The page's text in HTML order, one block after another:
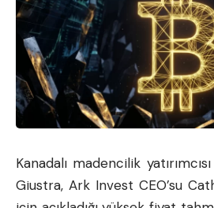
Kanadalı madencilik
Giustra, Ark Invest CEO’su